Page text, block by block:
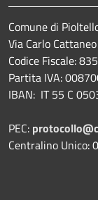
Comune di
Via Carlo
Codice Fiscale:
Partita IVA:
IBAN: IT 55 C
PEC:
Centralino Unico: